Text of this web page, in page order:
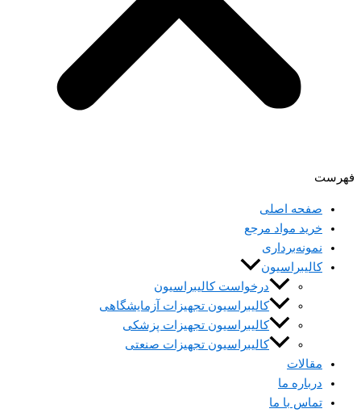
فهرست
صفحه اصلی
خرید مواد مرجع
نمونه‌برداری
کالیبراسیون
درخواست کالیبراسیون
کالیبراسیون تجهیزات آزمایشگاهی
کالیبراسیون تجهیزات پزشکی​
کالیبراسیون تجهیزات صنعتی
مقالات
درباره ما
تماس با ما